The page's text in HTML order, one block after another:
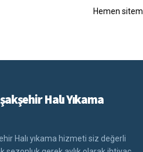
Hemen
Halı Yıkama
Halı yıkama hizmeti siz değerli